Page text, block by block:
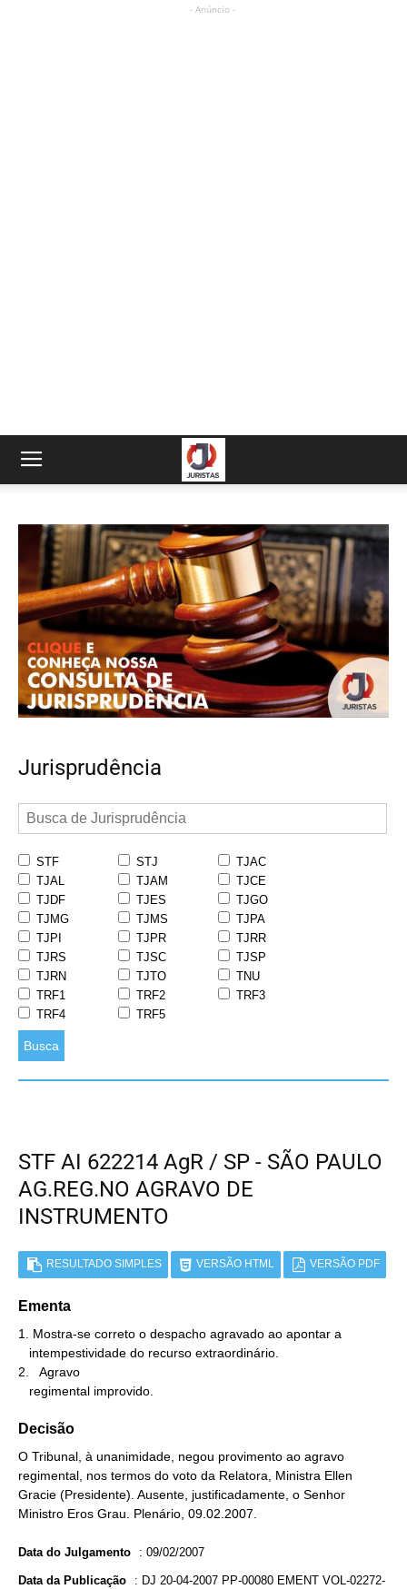
- Anúncio -
Jurisprudência
STF STJ
TJAC
TJAL
TJAM
TJCE
TJDF
TJES
TJGO
TJMG
TJMS
TJPA
TJPI
TJPR
TJRR
TJRS
TJSC
TJSP
TJRN
TJTO
TNU
TRF1
TRF2
TRF3
TRF4
TRF5
Busca
STF AI 622214 AgR / SP - SÃO PAULO
AG.REG.NO AGRAVO DE
INSTRUMENTO
RESULTADO SIMPLES VERSÃO HTML VERSÃO PDF
Ementa
1. Mostra-se correto o despacho agravado ao apontar a
2.   Agravo
   regimental improvido.
Decisão
O Tribunal, à unanimidade, negou provimento ao agravo
regimental, nos termos do voto da Relatora, Ministra Ellen
Gracie (Presidente). Ausente, justificadamente, o Senhor
Ministro Eros Grau. Plenário, 09.02.2007.
Data do Julgamento : 09/02/2007
Data da Publicação : DJ 20-04-2007 PP-00080 EMENT VOL-02272-